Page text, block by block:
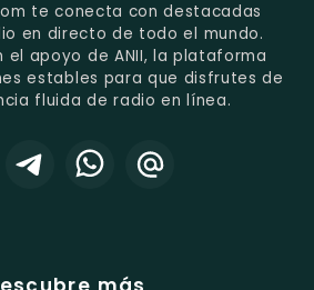
te conecta con destacadas
en directo de todo el mundo.
el apoyo de ANII, la plataforma
estables para que disfrutes de
fluida de radio en línea.